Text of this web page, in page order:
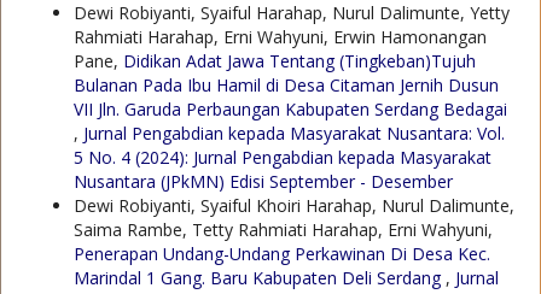
Dewi Robiyanti, Syaiful Harahap, Nurul Dalimunte, Yetty
Rahmiati Harahap, Erni Wahyuni, Erwin Hamonangan
Pane, Didikan Adat Jawa Tentang (Tingkeban)Tujuh
Bulanan Pada Ibu Hamil di Desa Citaman Jernih Dusun
VII Jln. Garuda Perbaungan Kabupaten Serdang Bedagai
, Jurnal Pengabdian kepada Masyarakat Nusantara: Vol.
5 No. 4 (2024): Jurnal Pengabdian kepada Masyarakat
Nusantara (JPkMN) Edisi September - Desember
Dewi Robiyanti, Syaiful Khoiri Harahap, Nurul Dalimunte,
Saima Rambe, Tetty Rahmiati Harahap, Erni Wahyuni,
Penerapan Undang-Undang Perkawinan Di Desa Kec.
Marindal 1 Gang. Baru Kabupaten Deli Serdang , Jurnal